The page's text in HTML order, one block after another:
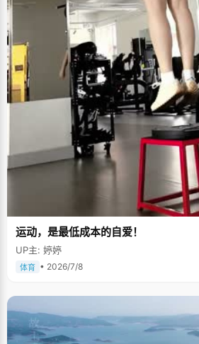
运动，是最低成本的自爱！
UP主: 婷婷
体育 • 2026/7/8